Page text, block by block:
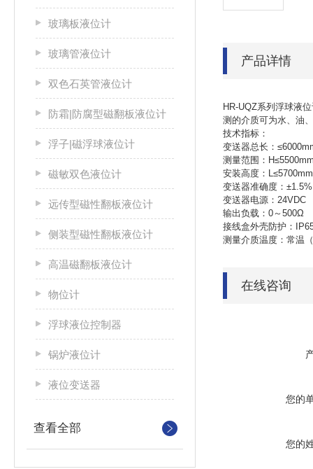
玻璃板液位计
玻璃管液位计
双色石英管液位计
防霜|防腐型磁翻板液位计
浮子|磁浮球液位计
磁敏双色液位计
远传型磁性翻板液位计
侧装型磁性翻板液位计
高温磁翻板液位计
物位计
浮球液位控制器
锅炉液位计
液位变送器
查看全部
产品详情
HR-UQZ系列浮球液
测的介质可为水、油
技术指标：
变送器总长：
测量范围：
安装高度：
变送器准确度：
变送器电源：24VDC
输出负载：0～500Ω
接线盒外壳防护：
测量介质温度：常温
在线咨询
您的
您的